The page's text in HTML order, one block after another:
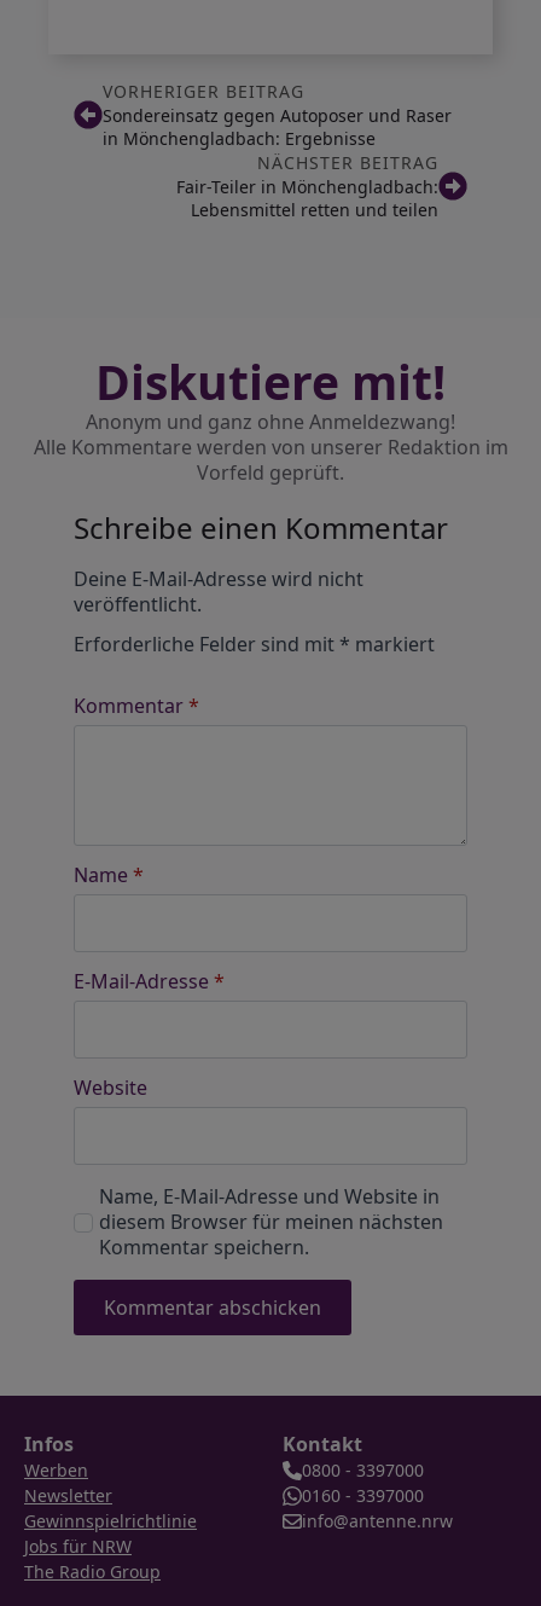
VORHERIGER BEITRAG
Sondereinsatz gegen Autoposer und Raser
in Mönchengladbach: Ergebnisse
NÄCHSTER BEITRAG
Fair-Teiler in Mönchengladbach:
Lebensmittel retten und teilen
Diskutiere mit!
Anonym und ganz ohne Anmeldezwang!
Alle Kommentare werden von unserer Redaktion im
Vorfeld geprüft.
Schreibe einen Kommentar
Deine E-Mail-Adresse wird nicht
veröffentlicht.
Erforderliche Felder sind mit* markiert
Kommentar*
Name *
E-Mail-Adresse *
Website
Name, E-Mail-Adresse und Website in
diesem Browser für meinen nächsten
Kommentar speichern.
Infos
Werben
Newsletter
Gewinnspielrichtlinie
Jobs für NRW
The Radio Group
Kontakt
0800 - 3397000
0160 - 3397000
info@antenne.nrw